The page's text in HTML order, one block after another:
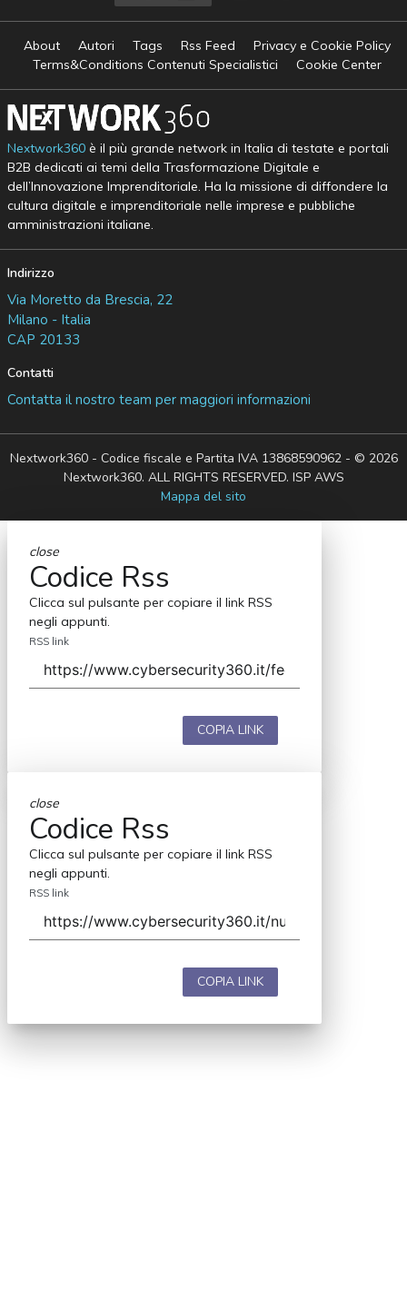
About Autori Tags Rss Feed
Privacy e Cookie Policy
Terms&Conditions Contenuti Specialistici
Cookie Center
Nextwork360è il più grande network in Italia di testate e portali
B2B dedicati ai temi della Trasformazione Digitale e
dell’Innovazione Imprenditoriale. Ha la missione di diffondere la
cultura digitale e imprenditoriale nelle imprese e pubbliche
amministrazioni italiane.
Indirizzo
Via Moretto da Brescia, 22
Milano - Italia
CAP 20133
Contatti
Contatta il nostro team per maggiori informazioni
Nextwork360 - Codice fiscale e Partita IVA 13868590962 - © 2026
Nextwork360. ALL RIGHTS RESERVED. ISP AWS
Mappa del sito
close
Codice Rss
Clicca sul pulsante per copiare il link RSS
negli appunti.
RSS link
COPIA LINK
close
Codice Rss
Clicca sul pulsante per copiare il link RSS
negli appunti.
RSS link
COPIA LINK